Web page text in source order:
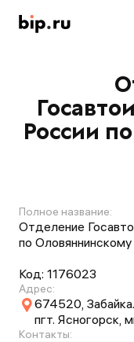
России
Полное название:
Отделение
по Оловяннинскому
Код: 1176023
Адрес:
674520,
пгт. Ясногорск,
Контакты: